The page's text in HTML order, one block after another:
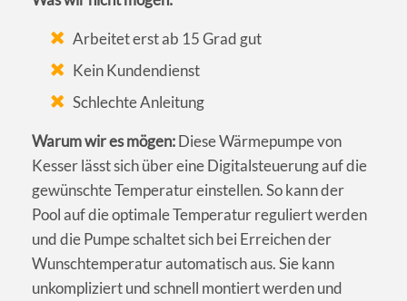
Arbeitet erst ab 15 Grad gut
Kein Kundendienst
Schlechte Anleitung
Warum wir es mögen:Diese Wärmepumpe von
Kesser lässt sich über eine Digitalsteuerung auf die
gewünschte Temperatur einstellen. So kann der
Pool auf die optimale Temperatur reguliert werden
und die Pumpe schaltet sich bei Erreichen der
Wunschtemperatur automatisch aus. Sie kann
unkompliziert und schnell montiert werden und